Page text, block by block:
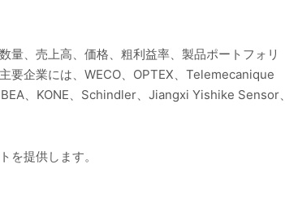
量、売上高、価格、粗利益率、製品ポートフォリ
要企業には、WECO、OPTEX、Telemecanique
、KONE、Schindler、Jiangxi Yishike Sensor、
を提供します。